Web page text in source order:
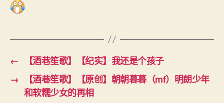
←
【酒巷笙歌】【纪实】我还是个孩子
→
【酒巷笙歌】【原创】朝朝暮暮（mf）明朗少年
和软糯少女的再相